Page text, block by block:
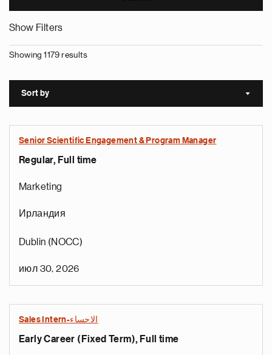
Show Filters
Showing 1179 results
Sort by Sort
Senior Scientific Engagement & Program Manager
Regular, Full time
Marketing
Ирландия
Dublin (NOCC)
июл 30, 2026
Sales Intern-الاحساء
Early Career (Fixed Term), Full time